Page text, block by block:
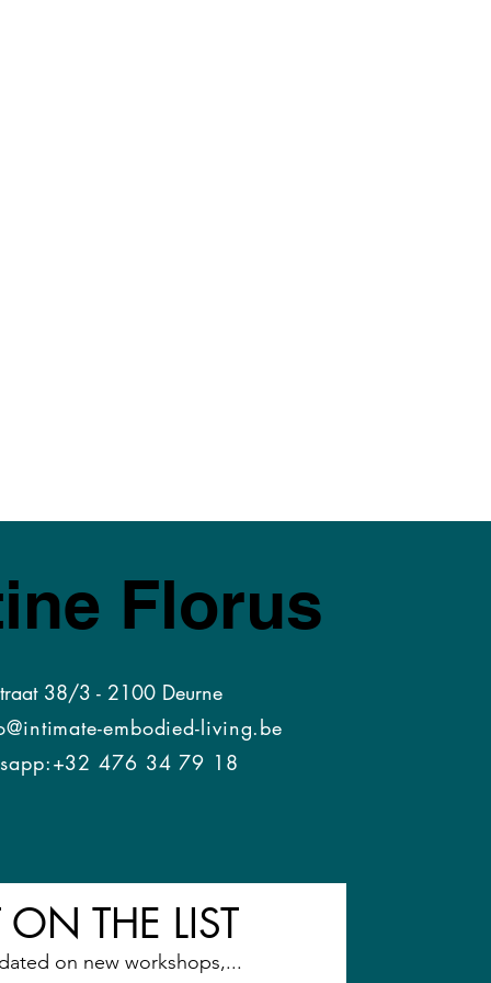
de 4 dimensies.
2020).
Florus
38/3 - 2100 Deurne
embodied-living.be
app:+32 476 34 79 18
ON THE LIST
on new workshops,...